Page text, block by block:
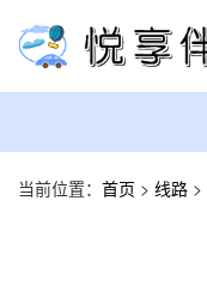
当前位置： 首页 > 线路 >